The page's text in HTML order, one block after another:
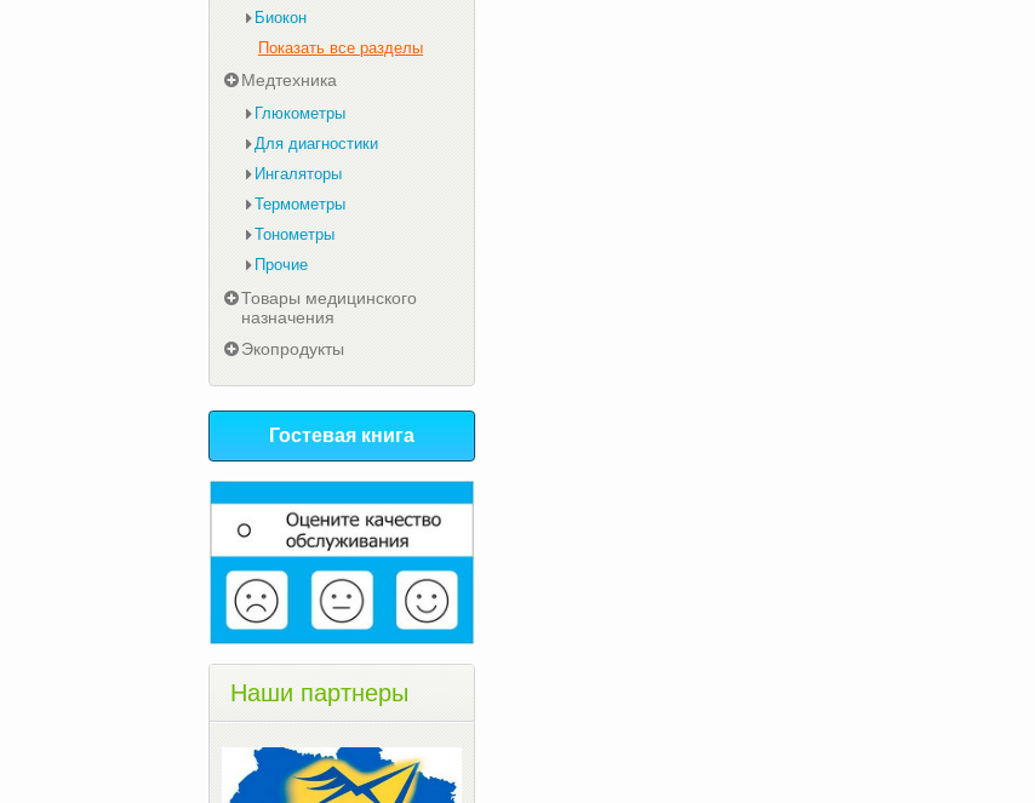
Биокон
Показать все разделы
Медтехника
Глюкометры
Для диагностики
Ингаляторы
Термометры
Тонометры
Прочие
Товары медицинского
назначения
Экопродукты
Гостевая книга
Наши партнеры